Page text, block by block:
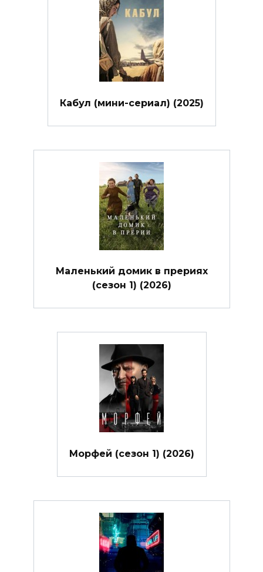
Кабул (мини-сериал) (2025)
Маленький домик в прериях
(сезон 1) (2026)
Морфей (сезон 1) (2026)